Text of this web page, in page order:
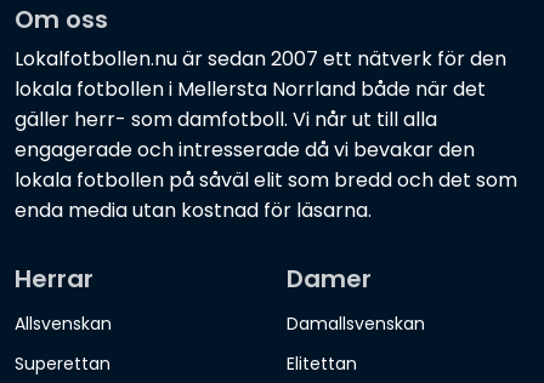
Om oss
Lokalfotbollen.nu är sedan 2007 ett nätverk för den
lokala fotbollen i Mellersta Norrland både när det
gäller herr- som damfotboll. Vi når ut till alla
engagerade och intresserade då vi bevakar den
lokala fotbollen på såväl elit som bredd och det som
enda media utan kostnad för läsarna.
Herrar
Allsvenskan
Superettan
Damer
Damallsvenskan
Elitettan